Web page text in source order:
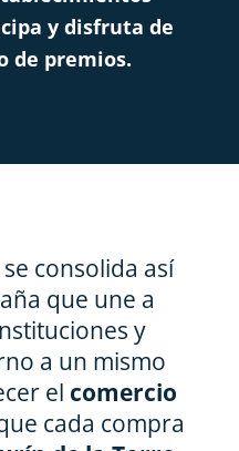
y disfruta de
de premios.
se consolida así
que une a
y
a un mismo
el comercio
cada compra